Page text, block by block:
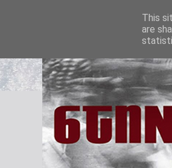
This
are